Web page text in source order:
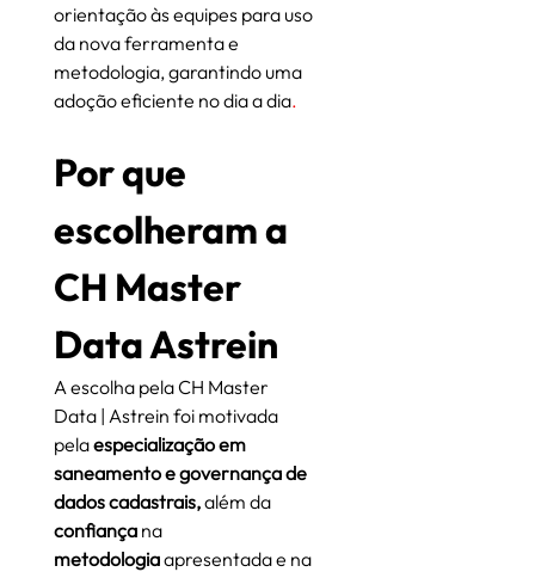
orientação às equipes para uso
da nova ferramenta e
metodologia, garantindo uma
adoção eficiente no dia a dia.
Por que
escolheram a
CH Master
Data Astrein
A escolha pela CH Master
Data | Astrein foi motivada
pela especialização em
saneamento e governança de
dados cadastrais, além da
confiança na
metodologia apresentada e na